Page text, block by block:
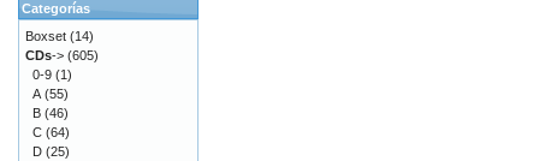
Categorías
Boxset (14)
CDs-> (605)
0-9 (1)
A (55)
B (46)
C (64)
D (25)